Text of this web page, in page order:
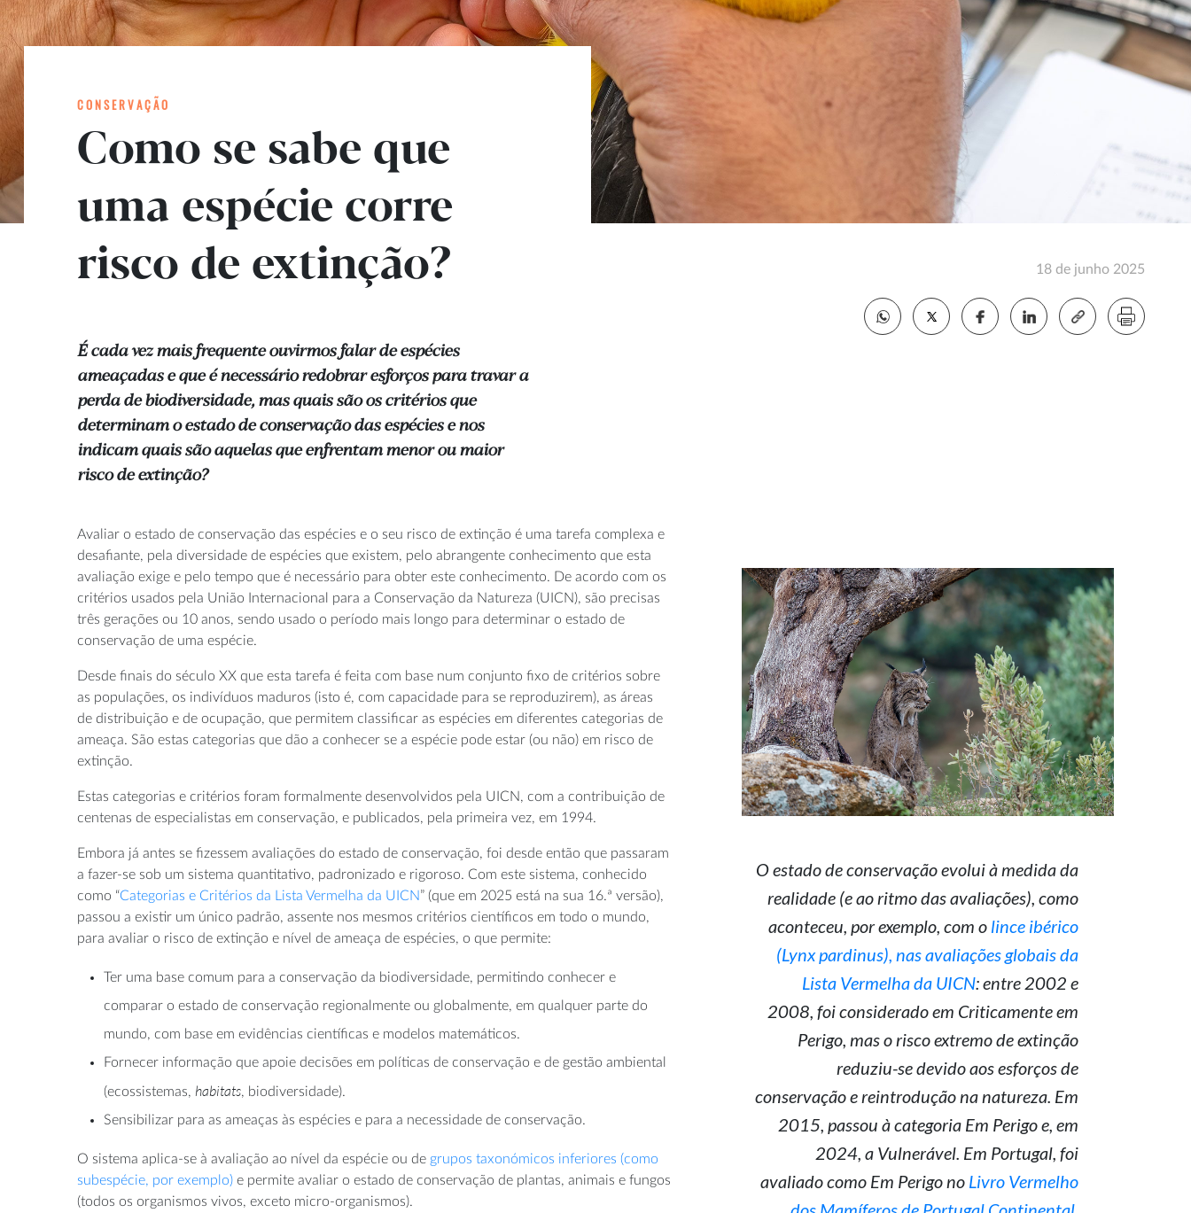
CONSERVAÇÃO
Como se sabe que
uma espécie corre
risco de extinção?
É cada vez mais frequente ouvirmos falar de espécies
ameaçadas e que é necessário redobrar esforços para travar a
perda de biodiversidade, mas quais são os critérios que
determinam o estado de conservação das espécies e nos
indicam quais são aquelas que enfrentam menor ou maior
risco de extinção?
18 de junho 2025
Avaliar o estado de conservação das espécies e o seu risco de extinção é uma tarefa complexa e
desafiante, pela diversidade de espécies que existem, pelo abrangente conhecimento que esta
avaliação exige e pelo tempo que é necessário para obter este conhecimento. De acordo com os
critérios usados pela União Internacional para a Conservação da Natureza (UICN), são precisas
três gerações ou 10 anos, sendo usado o período mais longo para determinar o estado de
conservação de uma espécie.
Desde finais do século XX que esta tarefa é feita com base num conjunto fixo de critérios sobre
as populações, os indivíduos maduros (isto é, com capacidade para se reproduzirem), as áreas
de distribuição e de ocupação, que permitem classificar as espécies em diferentes categorias de
ameaça. São estas categorias que dão a conhecer se a espécie pode estar (ou não) em risco de
extinção.
Estas categorias e critérios foram formalmente desenvolvidos pela UICN, com a contribuição de
centenas de especialistas em conservação, e publicados, pela primeira vez, em 1994.
Embora já antes se fizessem avaliações do estado de conservação, foi desde então que passaram
a fazer-se sob um sistema quantitativo, padronizado e rigoroso. Com este sistema, conhecido
como “Categorias e Critérios da Lista Vermelha da UICN” (que em 2025 está na sua 16.ª versão),
passou a existir um único padrão, assente nos mesmos critérios científicos em todo o mundo,
para avaliar o risco de extinção e nível de ameaça de espécies, o que permite:
Ter uma base comum para a conservação da biodiversidade, permitindo conhecer e
comparar o estado de conservação regionalmente ou globalmente, em qualquer parte do
mundo, com base em evidências científicas e modelos matemáticos.
Fornecer informação que apoie decisões em políticas de conservação e de gestão ambiental
(ecossistemas, habitats, biodiversidade).
Sensibilizar para as ameaças às espécies e para a necessidade de conservação.
O sistema aplica-se à avaliação ao nível da espécie ou de grupos taxonómicos inferiores (como
subespécie, por exemplo) e permite avaliar o estado de conservação de plantas, animais e fungos
(todos os organismos vivos, exceto micro-organismos).
O estado de conservação evolui à medida da
realidade (e ao ritmo das avaliações), como
aconteceu, por exemplo, com o lince ibérico
(Lynx pardinus), nas avaliações globais da
Lista Vermelha da UICN: entre 2002 e
2008, foi considerado em Criticamente em
Perigo, mas o risco extremo de extinção
reduziu-se devido aos esforços de
conservação e reintrodução na natureza. Em
2015, passou à categoria Em Perigo e, em
2024, a Vulnerável. Em Portugal, foi
avaliado como Em Perigo no Livro Vermelho